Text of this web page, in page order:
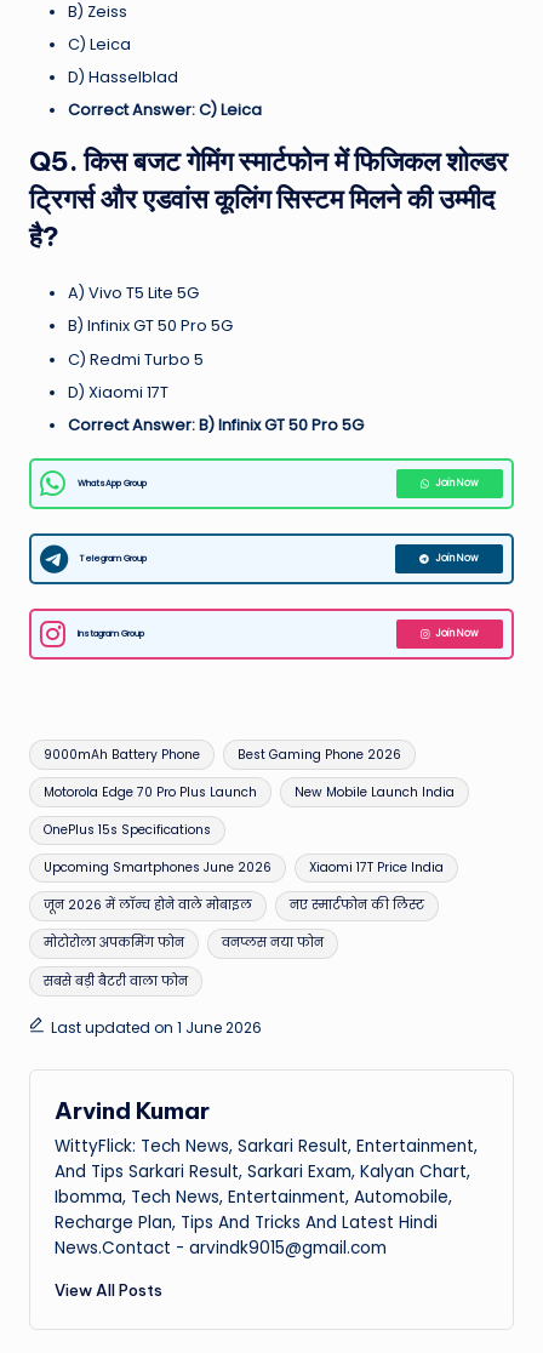
B) Zeiss
C) Leica
D) Hasselblad
Correct Answer: C) Leica
Q5. किस बजट गेमिंग स्मार्टफोन में फिजिकल शोल्डर
ट्रिगर्स और एडवांस कूलिंग सिस्टम मिलने की उम्मीद
है?
A) Vivo T5 Lite 5G
B) Infinix GT 50 Pro 5G
C) Redmi Turbo 5
D) Xiaomi 17T
Correct Answer: B) Infinix GT 50 Pro 5G
WhatsApp Group Join Now
Telegram Group Join Now
Instagram Group Join Now
Tags:
9000mAh Battery Phone Best Gaming Phone 2026
Motorola Edge 70 Pro Plus Launch New Mobile Launch India
OnePlus 15s Specifications
Upcoming Smartphones June 2026 Xiaomi 17T Price India
जून 2026 में लॉन्च होने वाले मोबाइल नए स्मार्टफोन की लिस्ट
मोटोरोला अपकमिंग फोन वनप्लस नया फोन
सबसे बड़ी बैटरी वाला फोन
Last updated on 1 June 2026
Arvind Kumar
WittyFlick: Tech News, Sarkari Result, Entertainment,
And Tips Sarkari Result, Sarkari Exam, Kalyan Chart,
Ibomma, Tech News, Entertainment, Automobile,
Recharge Plan, Tips And Tricks And Latest Hindi
News.Contact - arvindk9015@gmail.com
View All Posts